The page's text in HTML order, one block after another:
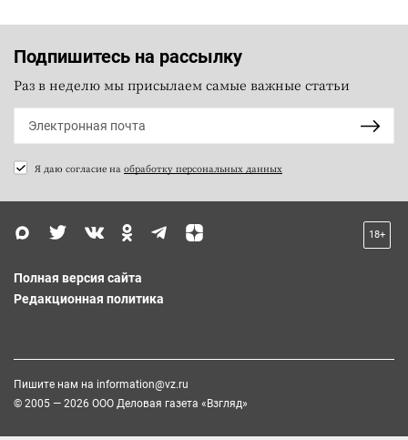
Подпишитесь на рассылку
Раз в неделю мы присылаем самые важные статьи
Я даю согласие на обработку персональных данных
18+
Полная версия сайта
Редакционная политика
Пишите нам на information@vz.ru
© 2005 — 2026 ООО Деловая газета «Взгляд»